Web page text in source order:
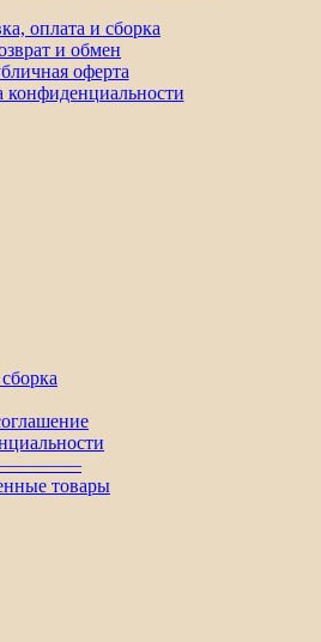
оплата и сборка
и обмен
оферта
конфиденциальности
товары